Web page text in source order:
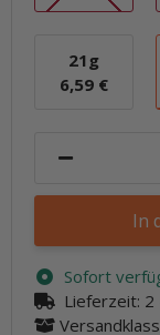
21g
21g
6,59 €
In
Sofort
Lieferzeit: 2